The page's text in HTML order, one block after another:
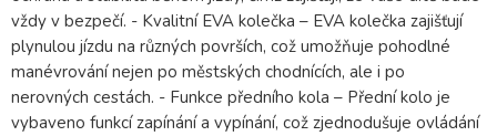
vždy v bezpečí. - Kvalitní EVA kolečka – EVA kolečka zajišťují
plynulou jízdu na různých površích, což umožňuje pohodlné
manévrování nejen po městských chodnících, ale i po
nerovných cestách. - Funkce předního kola – Přední kolo je
vybaveno funkcí zapínání a vypínání, což zjednodušuje ovládání